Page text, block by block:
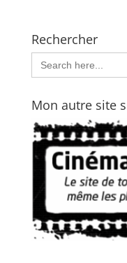
Rechercher
Search
for:
Mon autre site